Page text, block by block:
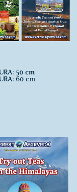
50 cm
60 cm